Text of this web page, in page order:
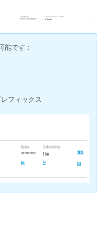
能です：
フィックス